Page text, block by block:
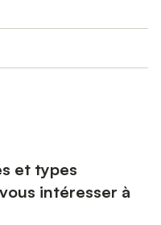
et types
intéresser à